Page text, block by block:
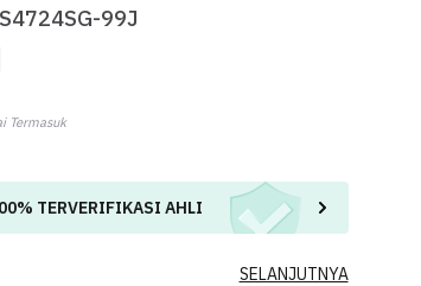
99J
Termasuk
TERVERIFIKASI AHLI
SELANJUTNYA